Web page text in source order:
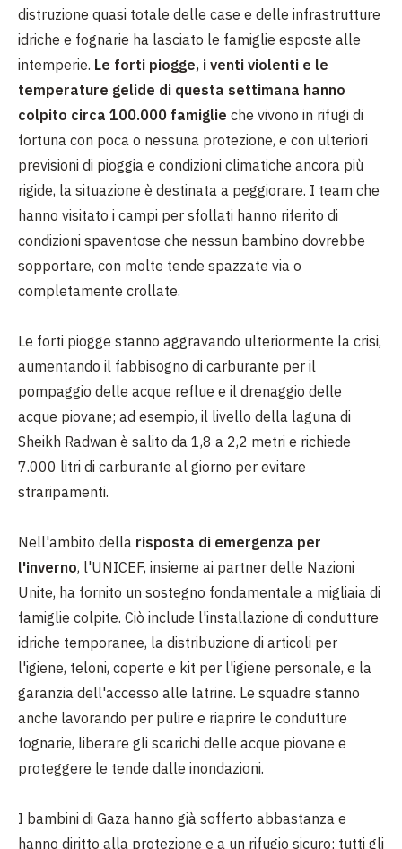
distruzione quasi totale delle case e delle infrastrutture
idriche e fognarie ha lasciato le famiglie esposte alle
intemperie. Le forti piogge, i venti violenti e le
temperature gelide di questa settimana hanno
colpito circa 100.000 famiglie che vivono in rifugi di
fortuna con poca o nessuna protezione, e con ulteriori
previsioni di pioggia e condizioni climatiche ancora più
rigide, la situazione è destinata a peggiorare. I team che
hanno visitato i campi per sfollati hanno riferito di
condizioni spaventose che nessun bambino dovrebbe
sopportare, con molte tende spazzate via o
completamente crollate.
Le forti piogge stanno aggravando ulteriormente la crisi,
aumentando il fabbisogno di carburante per il
pompaggio delle acque reflue e il drenaggio delle
acque piovane; ad esempio, il livello della laguna di
Sheikh Radwan è salito da 1,8 a 2,2 metri e richiede
7.000 litri di carburante al giorno per evitare
straripamenti.
Nell'ambito della risposta di emergenza per
l'inverno, l'UNICEF, insieme ai partner delle Nazioni
Unite, ha fornito un sostegno fondamentale a migliaia di
famiglie colpite. Ciò include l'installazione di condutture
idriche temporanee, la distribuzione di articoli per
l'igiene, teloni, coperte e kit per l'igiene personale, e la
garanzia dell'accesso alle latrine. Le squadre stanno
anche lavorando per pulire e riaprire le condutture
fognarie, liberare gli scarichi delle acque piovane e
proteggere le tende dalle inondazioni.
I bambini di Gaza hanno già sofferto abbastanza e
hanno diritto alla protezione e a un rifugio sicuro; tutti gli